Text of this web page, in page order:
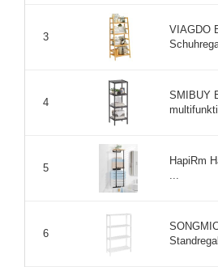
3
VIAGDO
4
SMIBUY
5
HapiRm
...
6